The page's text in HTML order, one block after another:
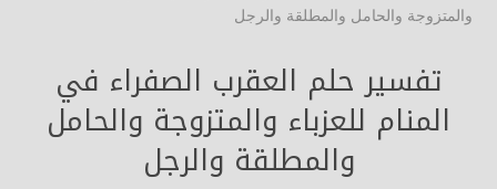
والمتزوجة والحامل والمطلقة والرجل
تفسير حلم العقرب الصفراء في
المنام للعزباء والمتزوجة والحامل
والمطلقة والرجل